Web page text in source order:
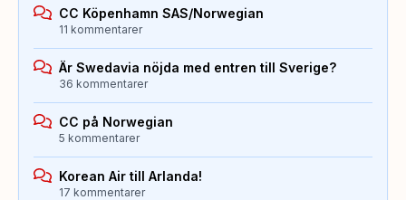
CC Köpenhamn SAS/Norwegian
11 kommentarer
Är Swedavia nöjda med entren till Sverige?
36 kommentarer
CC på Norwegian
5 kommentarer
Korean Air till Arlanda!
17 kommentarer